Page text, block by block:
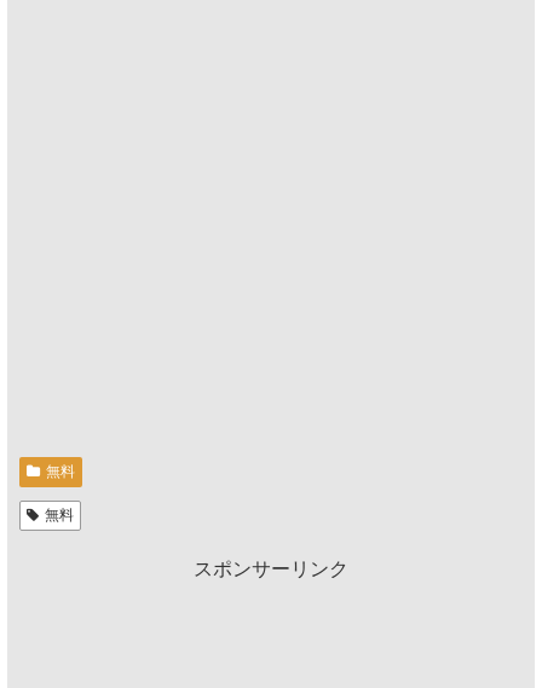
無料
無料
スポンサーリンク